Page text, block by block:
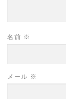
名前 ※
メール ※